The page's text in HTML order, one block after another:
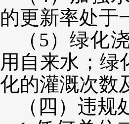
的更新率处于
（ 5）绿化
用自来水；绿
化的灌溉次数
（四）违规